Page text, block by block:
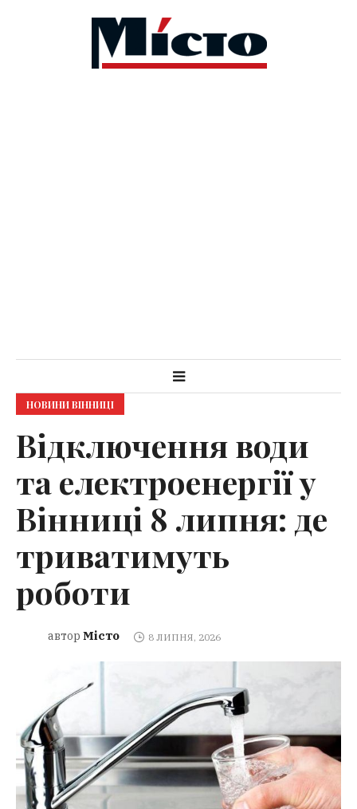
НОВИНИ ВІННИЦІ
Відключення води
та електроенергії у
Вінниці 8 липня: де
триватимуть
роботи
автор Місто 8 ЛИПНЯ, 2026